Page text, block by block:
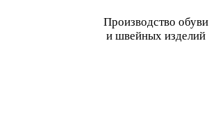
Производство обуви
и швейных изделий